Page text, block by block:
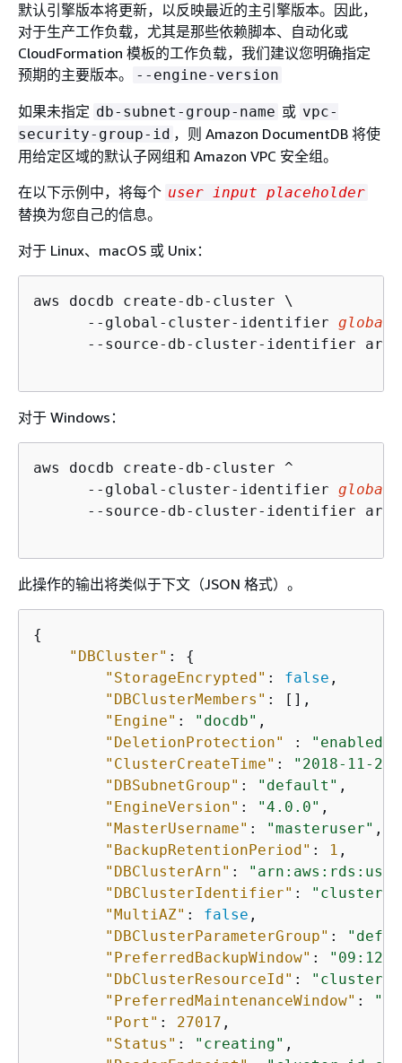
默认引擎版本将更新，以反映最近的主引擎版本。因此，
对于生产工作负载，尤其是那些依赖脚本、自动化或
CloudFormation 模板的工作负载，我们建议您明确指定
预期的主要版本。
--engine-version
如果未指定 db-subnet-group-name 或 vpc-
security-group-id ，则 Amazon DocumentDB 将使
用给定区域的默认子网组和 Amazon VPC 安全组。
在以下示例中，将每个 user input placeholder
替换为您自己的信息。
对于 Linux、macOS 或 Unix：
aws docdb create-db-cluster \
      --global-cluster-identifier
--source-db-cluster-identifier
对于 Windows：
aws docdb create-db-cluster ^
      --global-cluster-identifier
--source-db-cluster-identifier
此操作的输出将类似于下文（JSON 格式）。
{
"DBCluster" : {
"StorageEncrypted" : false ,
"DBClusterMembers" : [],
"Engine" : "docdb" ,
"DeletionProtection"
: "enabled"
"ClusterCreateTime" :
"2018-11-
"DBSubnetGroup" : "default" ,
"EngineVersion" : "4.0.0" ,
"MasterUsername" : "masteruser" ,
"BackupRetentionPeriod" : 1 ,
"DBClusterArn" :
"arn:aws:rds:us-
"DBClusterIdentifier" :
"cluster-
"MultiAZ" : false ,
"DBClusterParameterGroup" :
"PreferredBackupWindow" :
"09:12-
"DbClusterResourceId" :
"cluster-
"PreferredMaintenanceWindow" :
"Port" : 27017 ,
"Status" : "creating" ,